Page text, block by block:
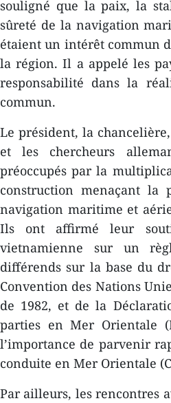
souligné que la paix, la
sûreté de la navigation
étaient un intérêt commun
la région. Il a appelé les
responsabilité dans la
commun.
Le président, la
et les chercheurs
préoccupés par la
construction menaçant
navigation maritime et
Ils ont affirmé leur
vietnamienne sur un
différends sur la base du
Convention des Nations
de 1982, et de la
parties en Mer Orientale
l’importance de parvenir
conduite en Mer Orientale
Par ailleurs, les rencontres